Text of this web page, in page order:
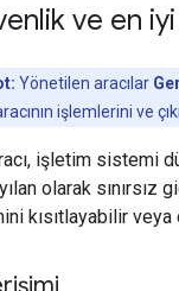
ve en
Yönetilen aracılar
işlemlerini ve
işletim sistemi
olarak
kısıtlayabilir veya